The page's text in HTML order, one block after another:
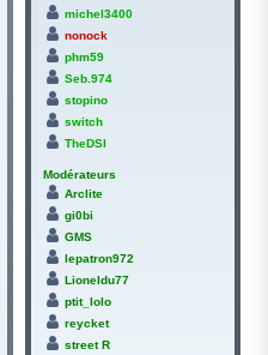
michel3400
nonock
phm59
Seb.974
stopino
switch
TheDSI
Modérateurs
Arclite
gi0bi
GMS
lepatron972
Lioneldu77
ptit_lolo
reycket
street R